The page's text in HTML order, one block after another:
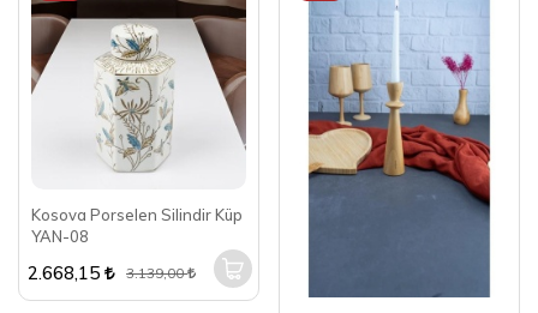
Kosova Porselen Silindir Küp
YAN-08
2.668,15 3.139,00